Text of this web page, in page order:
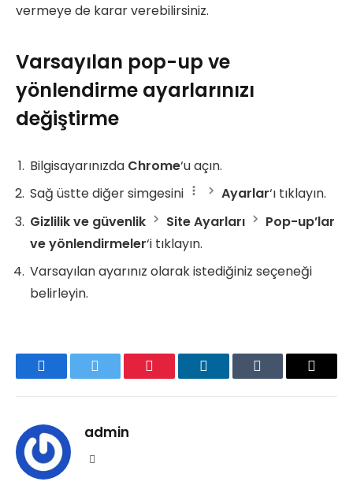
vermeye de karar verebilirsiniz.
Varsayılan pop-up ve
yönlendirme ayarlarınızı
değiştirme
Bilgisayarınızda Chrome‘u açın.
Sağ üstte diğer simgesini
Ayarlar‘ı tıklayın.
Gizlilik ve güvenlik
Site Ayarları
Pop-up’lar
ve yönlendirmeler‘i tıklayın.
Varsayılan ayarınız olarak istediğiniz seçeneği
belirleyin.
FacebookTwitter Pinterest LinkedInTumblr Email
admin